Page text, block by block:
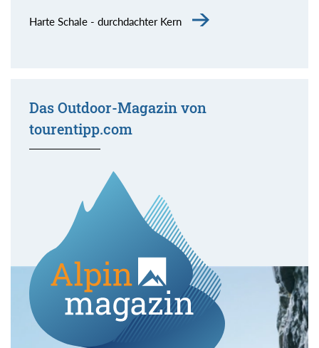
Harte Schale - durchdachter Kern
Das Outdoor-Magazin von
tourentipp.com